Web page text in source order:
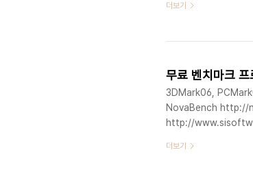
247815687 -
더보기
무료 벤치마크
3DMark06,
NovaBench http://
http://
더보기